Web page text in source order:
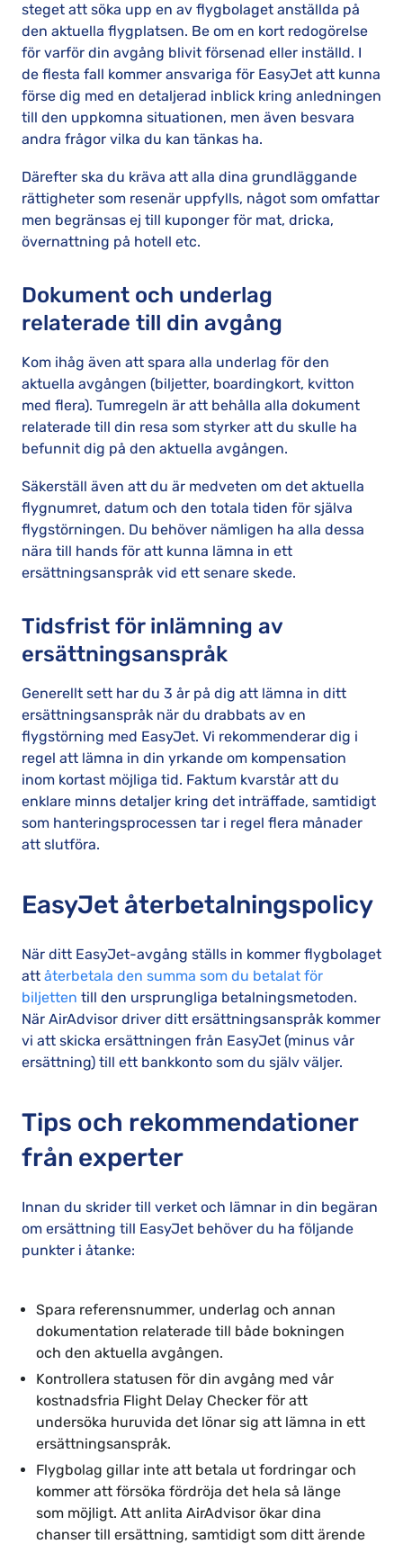
steget att söka upp en av flygbolaget anställda på
den aktuella flygplatsen. Be om en kort redogörelse
för varför din avgång blivit försenad eller inställd. I
de flesta fall kommer ansvariga för EasyJet att kunna
förse dig med en detaljerad inblick kring anledningen
till den uppkomna situationen, men även besvara
andra frågor vilka du kan tänkas ha.
Därefter ska du kräva att alla dina grundläggande
rättigheter som resenär uppfylls, något som omfattar
men begränsas ej till kuponger för mat, dricka,
övernattning på hotell etc.
Dokument och underlag
relaterade till din avgång
Kom ihåg även att spara alla underlag för den
aktuella avgången (biljetter, boardingkort, kvitton
med flera). Tumregeln är att behålla alla dokument
relaterade till din resa som styrker att du skulle ha
befunnit dig på den aktuella avgången.
Säkerställ även att du är medveten om det aktuella
flygnumret, datum och den totala tiden för själva
flygstörningen. Du behöver nämligen ha alla dessa
nära till hands för att kunna lämna in ett
ersättningsanspråk vid ett senare skede.
Tidsfrist för inlämning av
ersättningsanspråk
Generellt sett har du 3 år på dig att lämna in ditt
ersättningsanspråk när du drabbats av en
flygstörning med EasyJet. Vi rekommenderar dig i
regel att lämna in din yrkande om kompensation
inom kortast möjliga tid. Faktum kvarstår att du
enklare minns detaljer kring det inträffade, samtidigt
som hanteringsprocessen tar i regel flera månader
att slutföra.
EasyJet återbetalningspolicy
När ditt EasyJet-avgång ställs in kommer flygbolaget
att återbetala den summa som du betalat för
biljetten till den ursprungliga betalningsmetoden.
När AirAdvisor driver ditt ersättningsanspråk kommer
vi att skicka ersättningen från EasyJet (minus vår
ersättning) till ett bankkonto som du själv väljer.
Tips och rekommendationer
från experter
Innan du skrider till verket och lämnar in din begäran
om ersättning till EasyJet behöver du ha följande
punkter i åtanke:
Spara referensnummer, underlag och annan
dokumentation relaterade till både bokningen
och den aktuella avgången.
Kontrollera statusen för din avgång med vår
kostnadsfria Flight Delay Checker för att
undersöka huruvida det lönar sig att lämna in ett
ersättningsanspråk.
Flygbolag gillar inte att betala ut fordringar och
kommer att försöka fördröja det hela så länge
som möjligt. Att anlita AirAdvisor ökar dina
chanser till ersättning, samtidigt som ditt ärende